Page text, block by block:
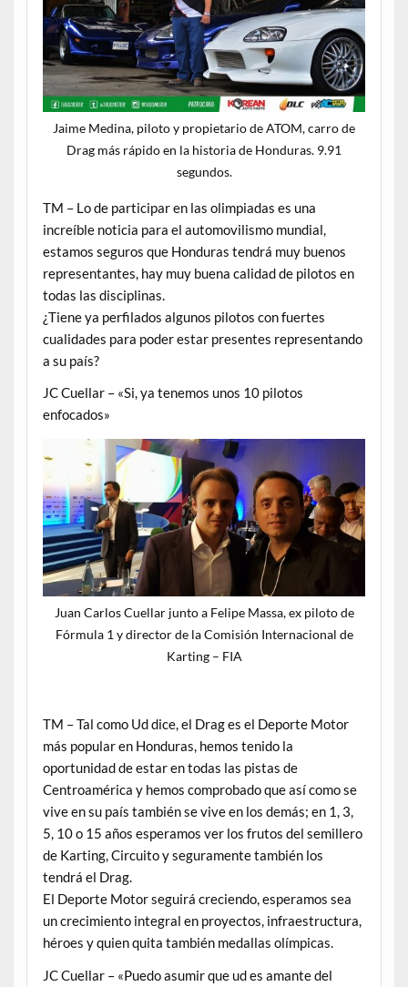
Jaime Medina, piloto y propietario de ATOM, carro de
Drag más rápido en la historia de Honduras. 9.91
segundos.
TM – Lo de participar en las olimpiadas es una
increíble noticia para el automovilismo mundial,
estamos seguros que Honduras tendrá muy buenos
representantes, hay muy buena calidad de pilotos en
todas las disciplinas.
¿Tiene ya perfilados algunos pilotos con fuertes
cualidades para poder estar presentes representando
a su país?
JC Cuellar – «Si, ya tenemos unos 10 pilotos
enfocados»
Juan Carlos Cuellar junto a Felipe Massa, ex piloto de
Fórmula 1 y director de la Comisión Internacional de
Karting – FIA
TM – Tal como Ud dice, el Drag es el Deporte Motor
más popular en Honduras, hemos tenido la
oportunidad de estar en todas las pistas de
Centroamérica y hemos comprobado que así como se
vive en su país también se vive en los demás; en 1, 3,
5, 10 o 15 años esperamos ver los frutos del semillero
de Karting, Circuito y seguramente también los
tendrá el Drag.
El Deporte Motor seguirá creciendo, esperamos sea
un crecimiento integral en proyectos, infraestructura,
héroes y quien quita también medallas olímpicas.
JC Cuellar – «Puedo asumir que ud es amante del